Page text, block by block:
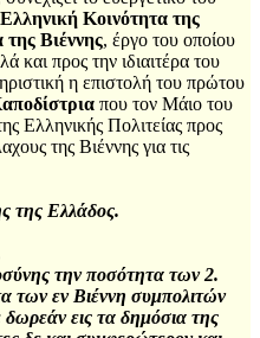
Ελληνική Κοινότητα της
της Βιέννης, έργο του οποίου
και προς την ιδιαιτέρα του
η επιστολή του πρώτου
που τον Μάιο του
Ελληνικής Πολιτείας προς
της Βιέννης για τις
της Ελλάδος.
την ποσότητα των 2.
των εν Βιέννη συμπολιτών
εις τα δημόσια της